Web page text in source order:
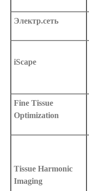
Электр.сеть
iScape
Fine Tissue
Optimization
Tissue Harmonic
Imaging